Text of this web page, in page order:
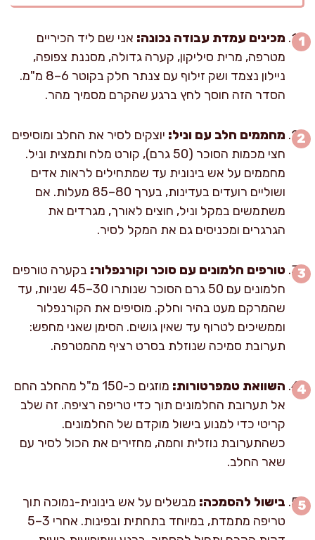
מכינים עמדת עבודה נכונה: אני שם ליד הכיריים
מטרפה, מרית סיליקון, קערה גדולה, מסננת צפופה,
ניילון נצמד ושק זילוף עם צנתר חלק בקוטר 6–8 מ"מ.
הסדר הזה חוסך לחץ ברגע שהקרם מסמיך מהר.
מחממים חלב עם וניל: יוצקים לסיר את החלב ומוסיפים
חצי מכמות הסוכר (50 גרם), קורט מלח ותמצית וניל.
מחממים על אש בינונית עד שמתחילים לראות אדים
ושוליים רועדים בעדינות, בערך 80–85 מעלות. אם
משתמשים במקל וניל, חוצים לאורך, מגרדים את
הגרגרים ומכניסים גם את המקל לסיר.
טורפים חלמונים עם סוכר וקורנפלור: בקערה טורפים
חלמונים עם 50 גרם הסוכר שנותרו 30–45 שניות, עד
שהמרקם מעט בהיר וחלק. מוסיפים את הקורנפלור
וממשיכים לטרוף עד שאין גושים. הסימן שאני מחפש:
תערובת סמיכה שנוזלת בסרט רציף מהמטרפה.
השוואת טמפרטורות:
מוזגים כ-150 מ"ל מהחלב החם
אל תערובת החלמונים תוך כדי טריפה רציפה. זה שלב
קריטי כדי למנוע בישול מוקדם של החלמונים.
כשהתערובת נוזלית וחמה, מחזירים את הכול לסיר עם
שאר החלב.
בישול להסמכה: מבשלים על אש בינונית-נמוכה תוך
טריפה מתמדת, במיוחד בתחתית ובפינות. אחרי 3–5